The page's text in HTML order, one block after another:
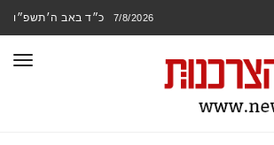
7/8/2026 כ״ד באב ה׳תשפ״ו